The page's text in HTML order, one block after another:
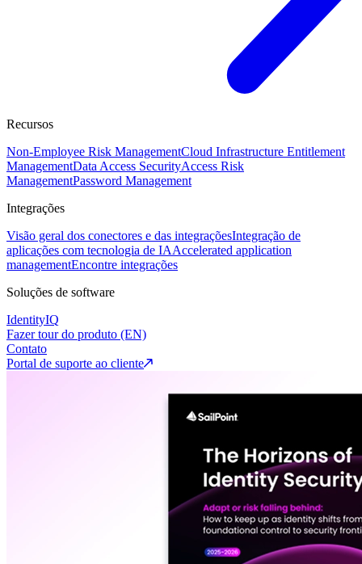
Recursos
Non-Employee Risk ManagementCloud Infrastructure Entitlement
ManagementData Access SecurityAccess Risk
ManagementPassword Management
Integrações
Visão geral dos conectores e das integraçõesIntegração de
aplicações com tecnologia de IAAccelerated application
managementEncontre integrações
Soluções de software
IdentityIQ
Fazer tour do produto (EN)
Contato
Portal de suporte ao cliente